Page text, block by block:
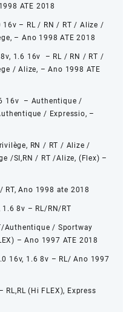
ATE 2018
– RL / RN / RT / Alize /
– Ano 1998 ATE 2018
1.6 16v – RL / RN / RT /
/ Alize, – Ano 1998 ATE
16v – Authentique /
/ Expressio, –
RN / RT / Alize /
/SI,RN / RT /Alize, (Flex) –
RT, Ano 1998 ate 2018
8v – RL/RN/RT
Authentique / Sportway
– Ano 1997 ATE 2018
16v, 1.6 8v – RL/ Ano 1997
(Hi FLEX), Express